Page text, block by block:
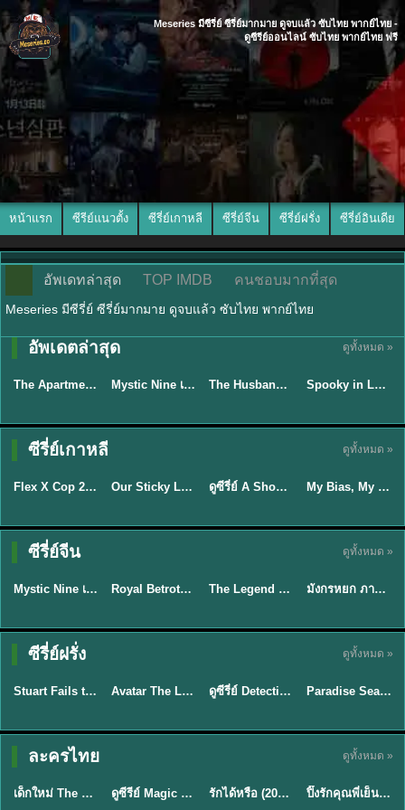
Meseries มีซีรี่ย์ ซีรี่ย์มากมาย ดูจบแล้ว ซับไทย พากย์ไทย -
ดูซีรีย์ออนไลน์ ซับไทย พากย์ไทย ฟรี
หน้าแรก ซีรีย์แนวตั้ง ซีรี่ย์เกาหลี ซีรี่ย์จีน ซีรี่ย์ฝรั่ง ซีรี่ย์อินเดีย
อัพเดทล่าสุด TOP IMDB คนชอบมากที่สุด
Meseries มีซีรี่ย์ ซีรี่ย์มากมาย ดูจบแล้ว ซับไทย พากย์ไทย
อัพเดตล่าสุด ดูทั้งหมด »
★5.3
พากย์ไทย
The Apartment Job (2026) ท่านประธานกำมะลอ พากย์ไทย ซับไทย EP1-12 ★9
พากย์ไทย/ซับ
Mystic Nine เก้าสกุล (2026) พากย์ไทย ซับไทย EP.1-30 ★8 The Husband (2026) คืนล่าก่อนหย่า พากย์ไทย EP1-12 (จบ)
ซับไทย
Spooky in Love (2026) สะดุดรักกุ๊กกุ๊กกู๋ พากย์ไทย ซับไทย EP1-12
ซีรี่ย์เกาหลี ดูทั้งหมด »
★8
ซับไทย
Flex X Cop 2 คุณชายสายสืบ ซีซั่น 2 (2026) พากย์ไทย ซับไทย EP.1-14 ★6 Our Sticky Love รักติดหนึบ (2026) พากย์ไทย ซับไทย EP.1-12 ★8 EP.16ดูซีรี่ย์ A Shop for Killers 2 ร้านลับนักฆ่า ซีซัน 2 (2026) ซับไทย-พากย์ไทย
ซับไทย
My Bias, My Boss เมื่อเมนฉันเป็นประธานบริษัท (2026) พากย์ไทย ซับไทย EP.1-12
ซีรี่ย์จีน ดูทั้งหมด »
★9
พากย์ไทย/ซับ
ไทย
Mystic Nine เก้าสกุล (2026) พากย์ไทย ซับไทย EP.1-30 ★9 Royal Betrothal (2026) สัญญาวิวาห์แห่งราชวงศ์ พากย์ไทย ซับไทย EP1-32 ★8.5 The Legend of ShenLi ปฐพีไร้พ่าย (2024) พากย์ไทย ซับไทย EP.1-39 ★8
พากย์ไทย
มังกรหยก ภาคมารบูรพาและพิษประจิม Duel on Mount Hua พากย์ไทย
ซีรี่ย์ฝรั่ง ดูทั้งหมด »
★9.3
พากย์ไทย
Stuart Fails to Save the Universe สจ๊วตล่มแผนกู้จักรวาล (2026) พากย์ไทย ซับไทย EP.1-10 ★7.8 EP.7Avatar The Last Airbender 2 เณรน้อยเจ้าอภินิหาร พากย์ไทย EP.9ดูซีรี่ย์ Detective Hole (2026) พากย์ไทย HD ฟรี อัปเดตล่าสุด Netflix EP.8
พากย์ไทย
Paradise Season 2 (2026) พากย์ไทย EP1-8 ดูซีรี่ย์ฝรั่ง HD ครบทุกตอน
ละครไทย ดูทั้งหมด »
★ 8 EP.6
พากย์ไทย
เด็กใหม่ The Reset 2026 EP1-6 พากย์ไทย ดูซีรี่ย์ Netflix ล่าสุด HD ดูซีรีย์ Magic Move (2026) ทำนายทายรัก Thai EP.1-10 HD รักได้หรือ (2026) YOUNG Let's Begin Again พากย์ไทย EP.1-19 ★8
พากย์ไทย
ปิ๊งรักคุณพี่เย็นชา (2026) Frozen Valentine EP.1-10 (จบ)